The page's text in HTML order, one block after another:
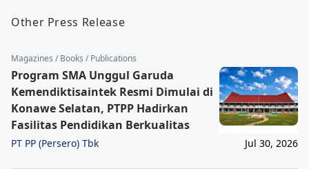
Other Press Release
Magazines / Books / Publications
Program SMA Unggul Garuda
Kemendiktisaintek Resmi Dimulai di
Konawe Selatan, PTPP Hadirkan
Fasilitas Pendidikan Berkualitas
PT PP (Persero) Tbk Jul 30, 2026